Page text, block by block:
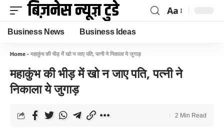
Aa
Business News Business Ideas
Home - महाकुंभ की भीड़ में खो न जाए पति, पत्नी ने निकाला ये जुगाड़
महाकुंभ की भीड़ में खो न जाए पति, पत्नी ने
निकाला ये जुगाड़
2 Min Read